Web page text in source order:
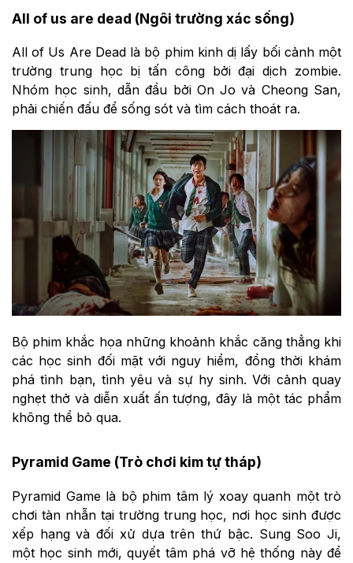
All of us are dead (Ngôi trường xác sống)
All of Us Are Dead là bộ phim kinh dị lấy bối cảnh một
trường trung học bị tấn công bởi đại dịch zombie.
Nhóm học sinh, dẫn đầu bởi On Jo và Cheong San,
phải chiến đấu để sống sót và tìm cách thoát ra.
Bộ phim khắc họa những khoảnh khắc căng thẳng khi
các học sinh đối mặt với nguy hiểm, đồng thời khám
phá tình bạn, tình yêu và sự hy sinh. Với cảnh quay
nghẹt thở và diễn xuất ấn tượng, đây là một tác phẩm
không thể bỏ qua.
Pyramid Game (Trò chơi kim tự tháp)
Pyramid Game là bộ phim tâm lý xoay quanh một trò
chơi tàn nhẫn tại trường trung học, nơi học sinh được
xếp hạng và đối xử dựa trên thứ bậc. Sung Soo Ji,
một học sinh mới, quyết tâm phá vỡ hệ thống này để